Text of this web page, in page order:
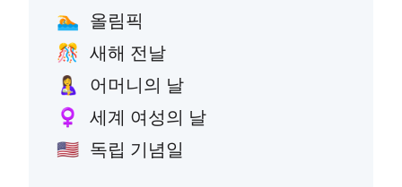
🏊 올림픽
🎊 새해 전날
🤱 어머니의 날
♀️ 세계 여성의 날
🇺🇸 독립 기념일